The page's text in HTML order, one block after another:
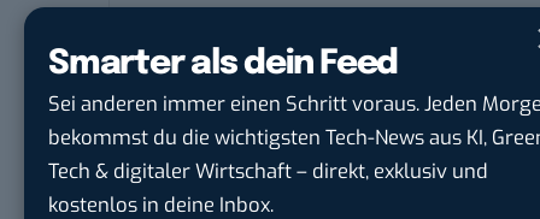
Smarter als dein Feed
Sei anderen immer einen Schritt voraus. Jeden
bekommst du die wichtigsten Tech-News aus KI,
Tech & digitaler Wirtschaft – direkt, exklusiv und
kostenlos in deine Inbox.
LEUCHTTURM1917 in Geesthacht
Marketing Manager Social Media and
Content (m...
Wave In Motion GmbHinKöln, Köln